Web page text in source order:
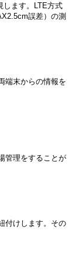
します。LTE方式
誤差）の測
端末からの情報を
管理をすることが
付けします。その